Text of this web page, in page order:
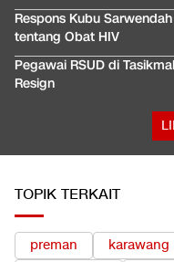
Respons Kubu
tentang Obat HIV
Pegawai RSUD di
Resign
TOPIK TERKAIT
preman karawang